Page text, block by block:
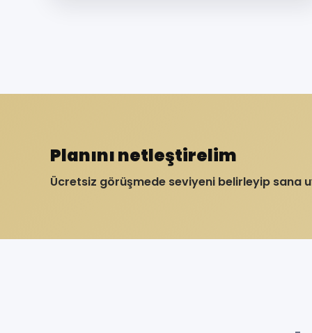
Planını netleştirelim
Ücretsiz görüşmede seviyeni belirleyip sana